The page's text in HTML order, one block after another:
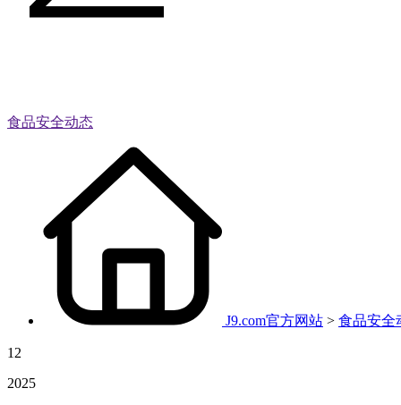
食品安全动态
J9.com官方网站 > 食品安全
12
2025